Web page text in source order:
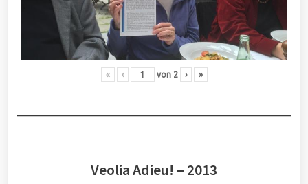
« ‹ von 2 › »
Veolia Adieu! – 2013